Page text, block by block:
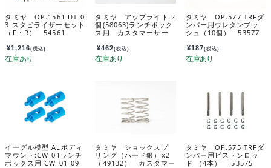
タミヤ OP.1561 DT-0
3 スタビライザーセット
（F・R） 54561
¥1,216(税込)
タミヤ アップライト 2
個(58063)ランチボック
ス用 カスタマーサー
-000
¥462(税込)
タミヤ OP.577 TRFダ
ンパー用ウレタンブッ
シュ（10個） 53577
¥187(税込)
イーグル模型 ALボディ
マウント:CW-01ランチ
ボックス用 CW-01-09-
タミヤ ショックスプ
リング（ハード銀）x2
（49132） カスタマー
タミヤ OP.575 TRFダ
ンパー用ピストンロッ
ド （4本） 53575